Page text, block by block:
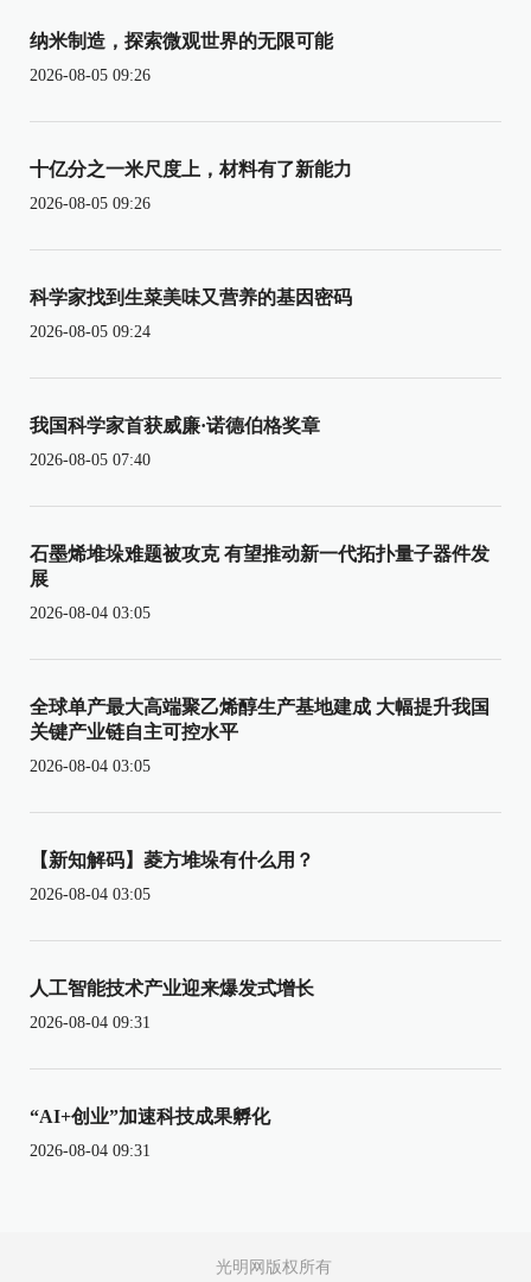
纳米制造，探索微观世界的无限可能
2026-08-05 09:26
十亿分之一米尺度上，材料有了新能力
2026-08-05 09:26
科学家找到生菜美味又营养的基因密码
2026-08-05 09:24
我国科学家首获威廉·诺德伯格奖章
2026-08-05 07:40
石墨烯堆垛难题被攻克 有望推动新一代拓扑量子器件发
展
2026-08-04 03:05
全球单产最大高端聚乙烯醇生产基地建成 大幅提升我国
关键产业链自主可控水平
2026-08-04 03:05
【新知解码】菱方堆垛有什么用？
2026-08-04 03:05
人工智能技术产业迎来爆发式增长
2026-08-04 09:31
“AI+创业”加速科技成果孵化
2026-08-04 09:31
光明网版权所有